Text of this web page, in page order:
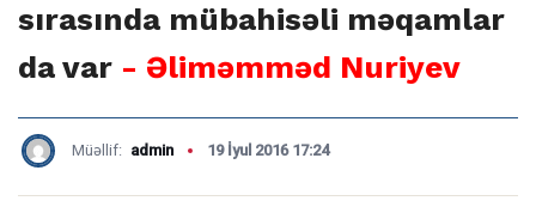
sırasında mübahisəli məqamlar
da var - Əliməmməd Nuriyev
Müəllif: admin 19 İyul 2016 17:24